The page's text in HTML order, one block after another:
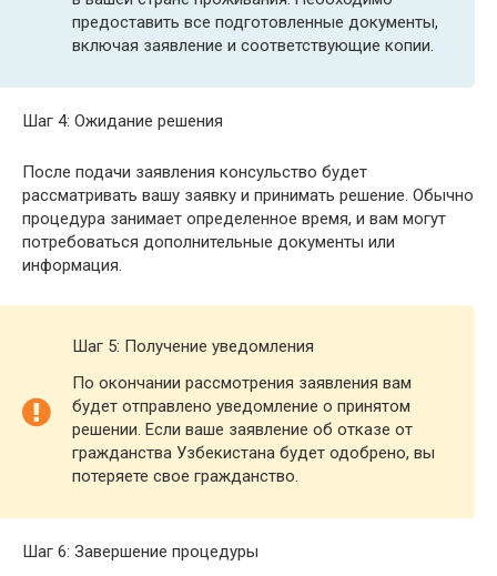
предоставить все подготовленные документы,
включая заявление и соответствующие копии.
Шаг 4: Ожидание решения
После подачи заявления консульство будет
рассматривать вашу заявку и принимать решение. Обычно
процедура занимает определенное время, и вам могут
потребоваться дополнительные документы или
информация.
Шаг 5: Получение уведомления
По окончании рассмотрения заявления вам
будет отправлено уведомление о принятом
решении. Если ваше заявление об отказе от
гражданства Узбекистана будет одобрено, вы
потеряете свое гражданство.
Шаг 6: Завершение процедуры